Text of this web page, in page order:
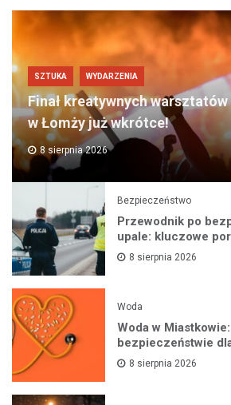
SZTUKA WYDARZENIA
Finał kreatywnych
w Łomży już wkrótce!
8 sierpnia 2026
Bezpieczeństwo
Przewodnik po
upale: kluczowe
8 sierpnia 2026
Woda
Woda w
bezpieczeństwie
8 sierpnia 2026